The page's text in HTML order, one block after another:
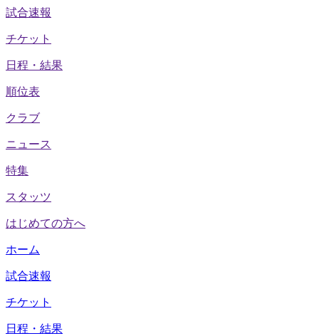
試合速報
チケット
日程・結果
順位表
クラブ
ニュース
特集
スタッツ
はじめての方へ
ホーム
試合速報
チケット
日程・結果